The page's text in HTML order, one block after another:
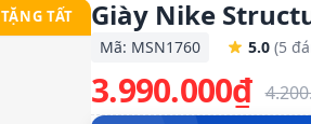
TẶNG TẤT Giày Nike
Mã: MSN1760 5.0 (5
3.990.000₫